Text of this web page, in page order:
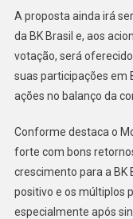
A proposta ainda irá
da BK Brasil e, aos
votação, será
suas participações em
ações no balanço da
Conforme destaca o
forte com bons
crescimento para a BK
positivo e os múltiplos
especialmente após